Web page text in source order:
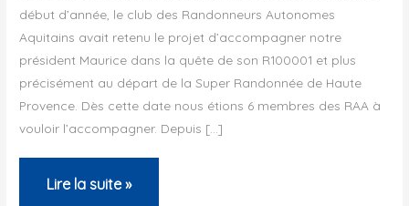
début d’année, le club des Randonneurs Autonomes
Aquitains avait retenu le projet d’accompagner notre
président Maurice dans la quête de son R100001 et plus
précisément au départ de la Super Randonnée de Haute
Provence. Dès cette date nous étions 6 membres des RAA à
vouloir l’accompagner. Depuis […]
Super
Lire la suite »